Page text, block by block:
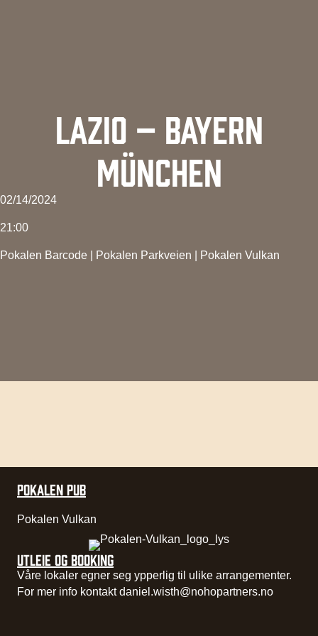
LAZIO – BAYERN
MÜNCHEN
02/14/2024
21:00
Pokalen Barcode Pokalen Parkveien Pokalen Vulkan
POKALEN PUB
Pokalen Vulkan
UTLEIE OG BOOKING
Våre lokaler egner seg ypperlig til ulike arrangementer.
For mer info kontaktdaniel.wisth@nohopartners.no